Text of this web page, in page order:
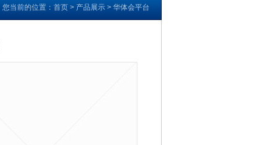
您当前的位置： 首页> 产品展示> 华体会平台